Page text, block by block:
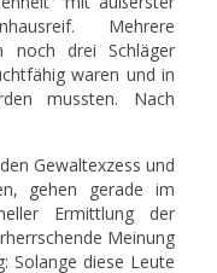
Mehrere
noch drei Schläger
waren und in
mussten. Nach
Gewaltexzess und
gehen gerade im
Ermittlung der
Meinung
Solange diese Leute